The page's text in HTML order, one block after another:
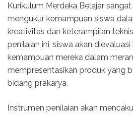
Kurikulum Merdeka Belajar
mengukur kemampuan siswa
kreativitas dan keterampilan
penilaian ini, siswa akan
kemampuan mereka dalam
mempresentasikan produk yang
bidang prakarya.
Instrumen penilaian akan